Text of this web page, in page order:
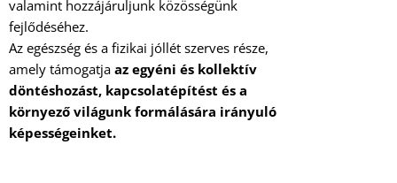
valamint hozzájáruljunk közösségünk
fejlődéséhez.
Az egészség és a fizikai jóllét szerves része,
amely támogatja az egyéni és kollektív
döntéshozást, kapcsolatépítést és a
környező világunk formálására irányuló
képességeinket.